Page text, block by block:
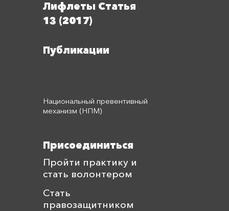
Лифлеты Статья
13 (2017)
Публикации
Национальный превентивный
механизм (НПМ)
Присоединиться
Пройти практику и
стать волонтером
Стать
правозащитником